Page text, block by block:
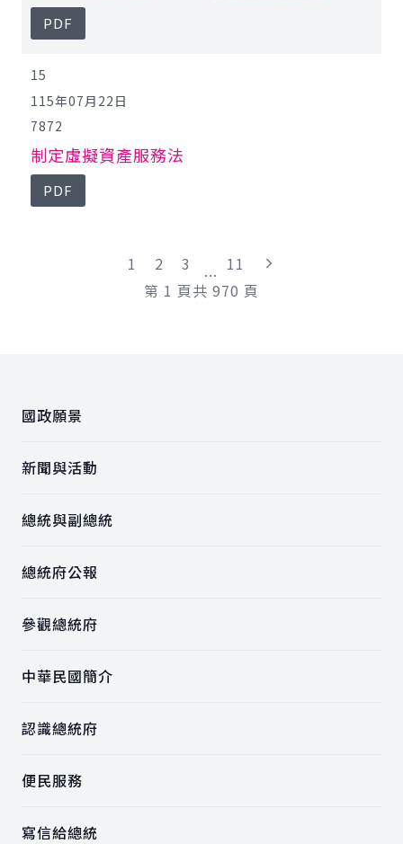
PDF
15
115年07月22日
7872
制定虛擬資產服務法
PDF
1 2 3 ... 11
"最末頁"
第 1 頁共 970 頁
國政願景
新聞與活動
總統與副總統
總統府公報
參觀總統府
中華民國簡介
認識總統府
便民服務
寫信給總統